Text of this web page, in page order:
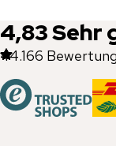
4,83Sehr
44.166